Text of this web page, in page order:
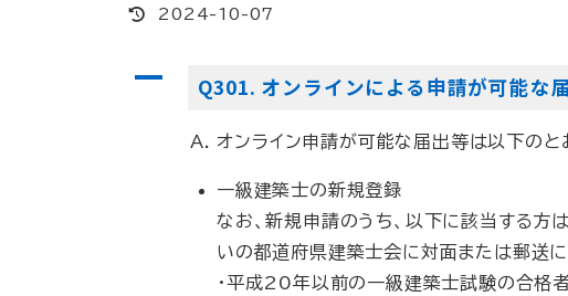
最
日
2024-10-07
A Q301. オンラインによる申請が可能な
A. オンライン申請が可能な届出等は以下のと
一級建築士の新規登録
なお、新規申請のうち、以下に該当する方
いの都道府県建築士会に対面または郵送に
・平成20年以前の一級建築士試験の合格